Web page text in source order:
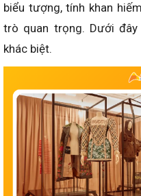
biểu tượng, tính khan
trò quan trọng. Dưới
khác biệt.